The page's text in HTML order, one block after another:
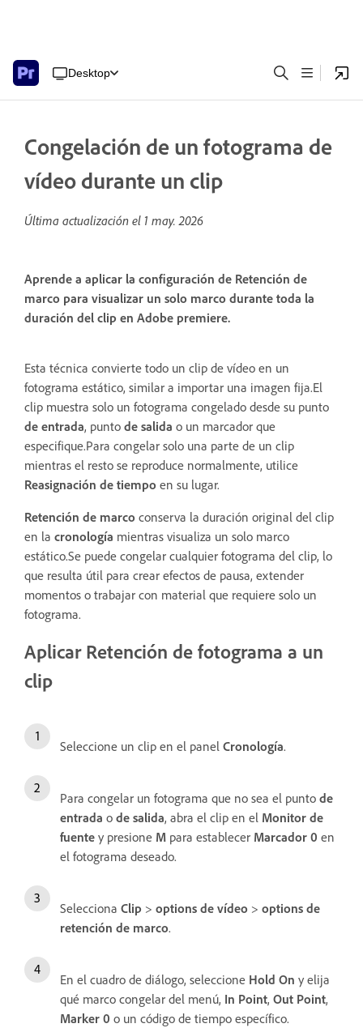
Desktop
Congelación de un fotograma de
vídeo durante un clip
Última actualización el 1 may. 2026
Aprende a aplicar la configuración de Retención de
marco para visualizar un solo marco durante toda la
duración del clip en Adobe premiere.
Esta técnica convierte todo un clip de vídeo en un
fotograma estático, similar a importar una imagen fija.El
clip muestra solo un fotograma congelado desde su punto
de entrada, punto de salida o un marcador que
especifique.Para congelar solo una parte de un clip
mientras el resto se reproduce normalmente, utilice
Reasignación de tiempo en su lugar.
Retención de marco conserva la duración original del clip
en la cronología mientras visualiza un solo marco
estático.Se puede congelar cualquier fotograma del clip, lo
que resulta útil para crear efectos de pausa, extender
momentos o trabajar con material que requiere solo un
fotograma.
Aplicar Retención de fotograma a un
clip
Seleccione un clip en el panel Cronología.
Para congelar un fotograma que no sea el punto de
entrada o de salida, abra el clip en el Monitor de
fuente y presione M para establecer Marcador 0 en
el fotograma deseado.
Selecciona Clip > options de vídeo > options de
retención de marco.
En el cuadro de diálogo, seleccione Hold On y elija
qué marco congelar del menú, In Point, Out Point,
Marker 0 o un código de tiempo específico.